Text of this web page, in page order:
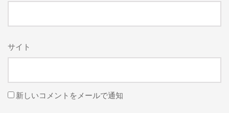
サイト
新しいコメントをメールで通知